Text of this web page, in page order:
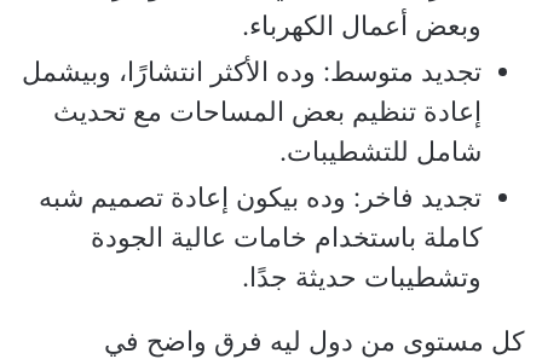
وبعض أعمال الكهرباء.
تجديد متوسط: وده الأكثر انتشارًا، وبيشمل
إعادة تنظيم بعض المساحات مع تحديث
شامل للتشطيبات.
تجديد فاخر: وده بيكون إعادة تصميم شبه
كاملة باستخدام خامات عالية الجودة
وتشطيبات حديثة جدًا.
كل مستوى من دول ليه فرق واضح في